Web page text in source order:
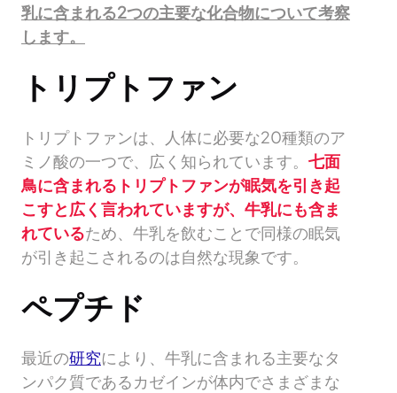
乳に含まれる2つの主要な化合物について考察
します。
トリプトファン
トリプトファンは、人体に必要な20種類のア
ミノ酸の一つで、広く知られています。 七面
鳥に含まれるトリプトファンが眠気を引き起
こすと広く言われていますが、牛乳にも含ま
れているため、牛乳を飲むことで同様の眠気
が引き起こされるのは自然な現象です。
ペプチド
最近の研究により、牛乳に含まれる主要なタ
ンパク質であるカゼインが体内でさまざまな